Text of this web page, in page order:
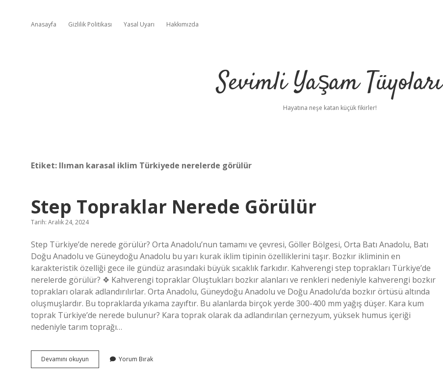
Anasayfa Gizlilik Politikası Yasal Uyarı Hakkımızda
Sevimli Yaşam Tüyoları
Hayatına neşe katan küçük fikirler!
Etiket: Ilıman karasal iklim Türkiyede nerelerde görülür
Step Topraklar Nerede Görülür
Tarih: Aralık 24, 2024
Step Türkiye’de nerede görülür? Orta Anadolu’nun tamamı ve çevresi, Göller Bölgesi, Orta Batı Anadolu, Batı
Doğu Anadolu ve Güneydoğu Anadolu bu yarı kurak iklim tipinin özelliklerini taşır. Bozkır ikliminin en
karakteristik özelliği gece ile gündüz arasındaki büyük sıcaklık farkıdır. Kahverengi step toprakları Türkiye’de
nerelerde görülür? ❖ Kahverengi topraklar Oluştukları bozkır alanları ve renkleri nedeniyle kahverengi bozkır
toprakları olarak adlandırılırlar. Orta Anadolu, Güneydoğu Anadolu ve Doğu Anadolu’da bozkır örtüsü altında
oluşmuşlardır. Bu topraklarda yıkama zayıftır. Bu alanlarda birçok yerde 300-400 mm yağış düşer. Kara kum
toprak Türkiye’de nerede bulunur? Kara toprak olarak da adlandırılan çernezyum, yüksek humus içeriği
nedeniyle tarım toprağı…
Devamını okuyun
Topraklar
Yorum Bırak